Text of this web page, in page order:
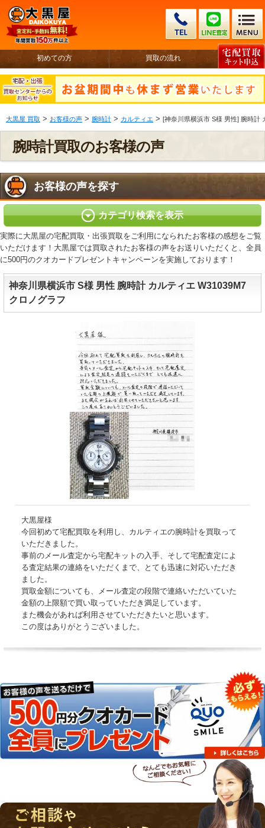
初めての方 買取の流れ
大黒屋 買取 > お客様の声 > 腕時計 > カルティエ > [神奈川県横浜市 S様 男性] 腕時計
腕時計買取のお客様の声
お客様の声を探す
カテゴリ検索を表示
実際に大黒屋の宅配買取・出張買取をご利用になられたお客様の感想をご覧
いただけます！大黒屋では買取されたお客様の声をお送りいただくと、全員
に500円のクオカードプレゼントキャンペーンを実施しております！
神奈川県横浜市 S様 男性 腕時計 カルティエ W31039M7
クロノグラフ
大黒屋様
今回初めて宅配買取を利用し、カルティエの腕時計を買取って
いただきました。
事前のメール査定から宅配キットの入手、そして宅配査定によ
る査定結果の連絡をいただくまで、とても迅速に対応いただき
ました。
買取金額についても、メール査定の段階で連絡いただいていた
金額の上限額で買い取っていただき満足しています。
また機会があれば利用させていただきたいと思います。
この度はありがとうございました。